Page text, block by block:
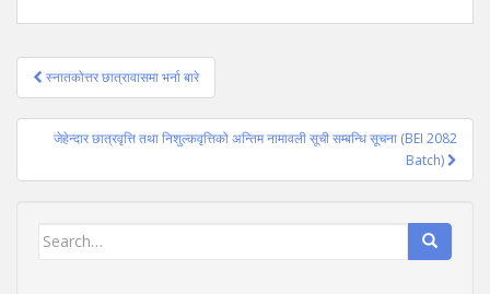
Post
navigation
स्नातकोत्तर छात्रावासमा भर्ना बारे
जेहेन्दार छात्रवृत्ति तथा निशुल्कवृत्तिको अन्तिम नामावली सूची सम्बन्धि सूचना (BEI 2082
Batch)
Search